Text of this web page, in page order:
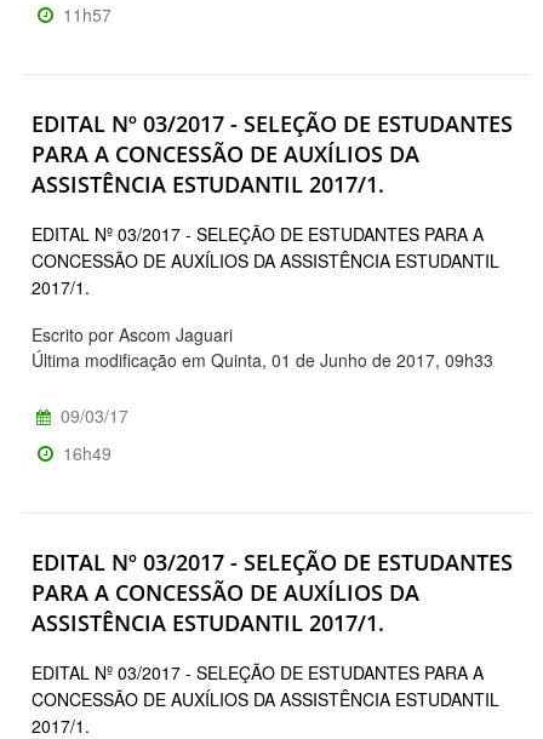
11h57
EDITAL Nº 03/2017 - SELEÇÃO DE ESTUDANTES
PARA A CONCESSÃO DE AUXÍLIOS DA
ASSISTÊNCIA ESTUDANTIL 2017/1.
EDITAL Nº 03/2017 - SELEÇÃO DE ESTUDANTES PARA A
CONCESSÃO DE AUXÍLIOS DA ASSISTÊNCIA ESTUDANTIL
2017/1.
Escrito por Ascom Jaguari
Última modificação em Quinta, 01 de Junho de 2017, 09h33
09/03/17
16h49
EDITAL Nº 03/2017 - SELEÇÃO DE ESTUDANTES
PARA A CONCESSÃO DE AUXÍLIOS DA
ASSISTÊNCIA ESTUDANTIL 2017/1.
EDITAL Nº 03/2017 - SELEÇÃO DE ESTUDANTES PARA A
CONCESSÃO DE AUXÍLIOS DA ASSISTÊNCIA ESTUDANTIL
2017/1.